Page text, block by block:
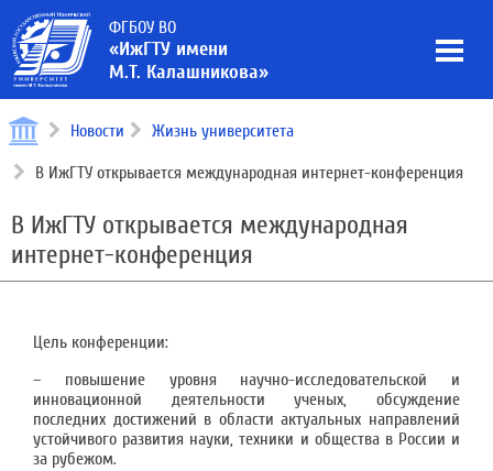
ФГБОУ ВО
«ИжГТУ имени
М.Т. Калашникова»
Новости Жизнь университета
В ИжГТУ открывается международная интернет-конференция
В ИжГТУ открывается международная
интернет-конференция
Цель конференции:
– повышение уровня научно-исследовательской и
инновационной деятельности ученых, обсуждение
последних достижений в области актуальных направлений
устойчивого развития науки, техники и общества в России и
за рубежом.